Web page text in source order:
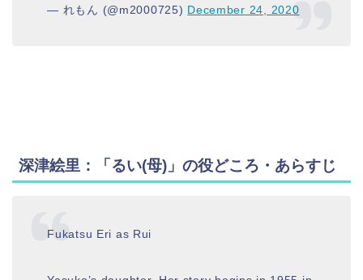
— れもん (@m2000725) December 24, 2020
深津絵里：「るい(母)」の役どころ・あらすじ
Fukatsu Eri as Rui